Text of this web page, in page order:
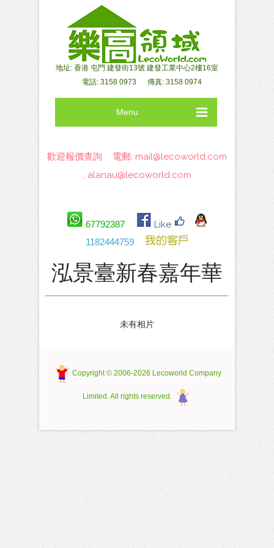
地址: 香港 屯門 建發街13號 建發工業中心2樓16室
電話: 3158 0973 傳真: 3158 0974
Menu
歡迎報價查詢 電郵: mail@lecoworld.com
, alanau@lecoworld.com
67792387 Like
1182444759
泓景臺新春嘉年華
未有相片
Copyright © 2006-2026 Lecoworld Company
Limited. All rights reserved.